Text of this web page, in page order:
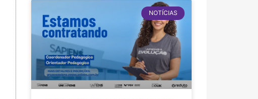
NOTÍCIAS